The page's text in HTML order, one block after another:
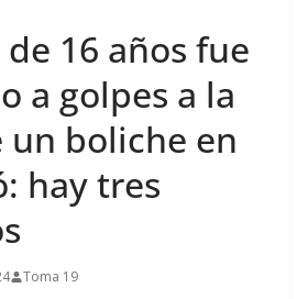
16 años fue
a golpes a la
un boliche en
hay tres
Toma 19